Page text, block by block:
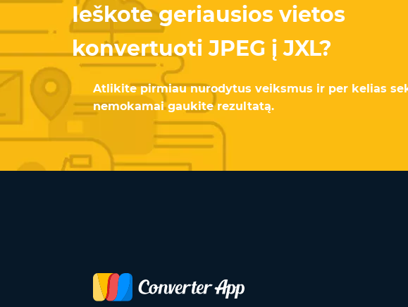
Ieškote geriausios vietos
konvertuoti JPEG į JXL?
Atlikite pirmiau nurodytus veiksmus ir per kelias
nemokamai gaukite rezultatą.